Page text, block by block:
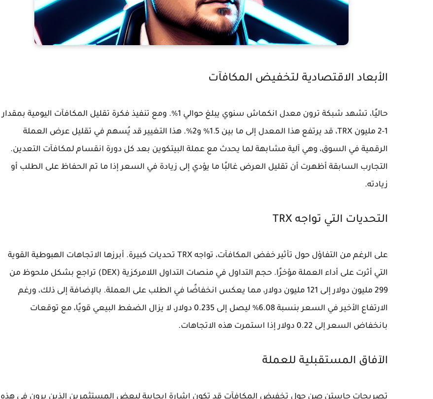
الأبعاد الاقتصادية لتخفيض المكافآت
حاليًا، تشهد شبكة ترون معدل انكماش سنوي يبلغ حوالي 1%. ومع تنفيذ فكرة تقليل المكافآت اليومية بمقدار
1-2 مليون TRX، قد يرتفع هذا المعدل إلى ما بين 1.5% و2%. هذا التغيير قد يُسهم في تقليل عرض العملة
الرقمية في السوق، وهي آلية مشابهة لما يحدث مع عملة البيتكوين بعد كل دورة انقسام لمكافآت التعدين.
التجارب السابقة أظهرت أن تقليل العرض غالبًا ما يؤدي إلى زيادة في السعر إذا ما تم الحفاظ على الطلب أو
زيادته.
التحديات التي تواجه TRX
على الرغم من التفاؤل حول تأثير خفض المكافآت، تواجه TRX تحديات كبيرة. أبرزها الاتجاهات الهبوطية القوية
التي أثرت على أداء العملة مؤخرًا. حجم التداول في منصات التداول اللامركزية (DEX) تراجع بشكل ملحوظ من
299 مليون دولار إلى 121 مليون دولار، مما يعكس انخفاضًا في الطلب على العملة. بالإضافة إلى ذلك، ورغم
الارتفاع الأخير في السعر بنسبة 6.08% ليصل إلى 0.235 دولار، لا يزال الضغط البيعي قويًا، مع توقعات
بانخفاض السعر إلى 0.22 دولار إذا استمرت هذه الاتجاهات.
الآفاق المستقبلية للعملة
تصريحات جاستن صن حول تخفيض المكافآت قد تكون إشارة إيجابية لبعض المستثمرين الذين يرون في هذه